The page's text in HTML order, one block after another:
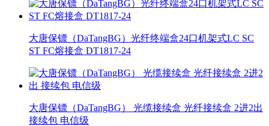
大唐保镖（DaTangBG）光纤终端盒24口机架式LC SC
ST FC熔接盒 DT1817-24
大唐保镖（DaTangBG） 光缆接续盒 光纤接续盒 2进2出
接续包 电信级